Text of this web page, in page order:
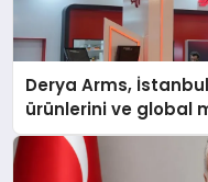
Derya Arms,
ürünlerini ve global